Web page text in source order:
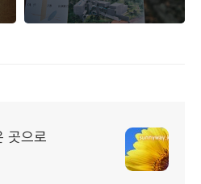
곳으로